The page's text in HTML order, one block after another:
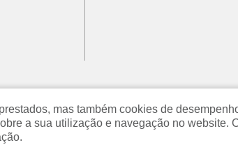
mas também cookies de
a sua utilização e navegação no website.